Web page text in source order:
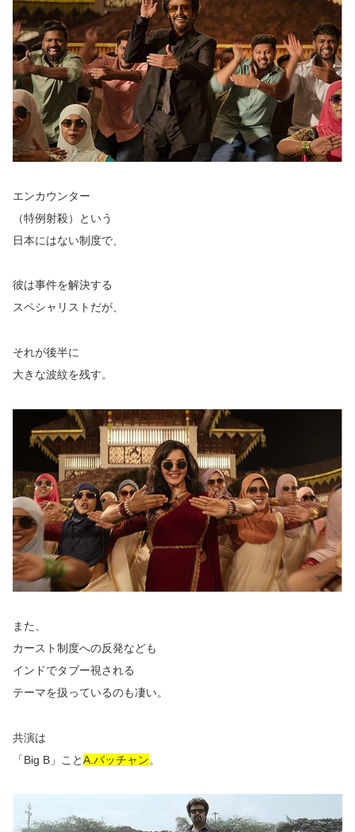
エンカウンター
（特例射殺）という
日本にはない制度で、
彼は事件を解決する
スペシャリストだが、
それが後半に
大きな波紋を残す。
また、
カースト制度への反発なども
インドでタブー視される
テーマを扱っているのも凄い。
共演は
「Big B」ことA.バッチャン。